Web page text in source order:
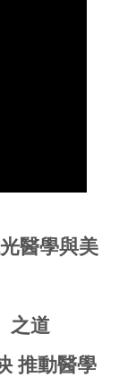
醫學與美
之道
推動醫學